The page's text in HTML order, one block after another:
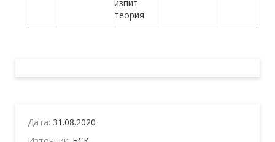
изпит-
теория
Дата: 31.08.2020